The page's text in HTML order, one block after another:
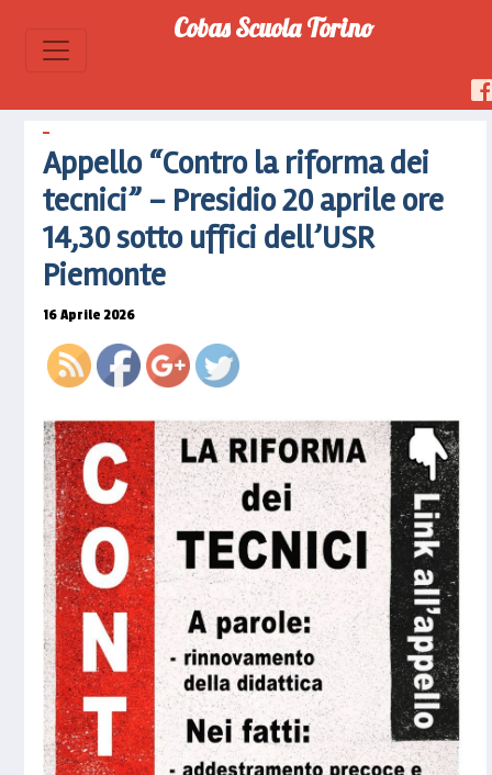
Cobas Scuola Torino
Appello “Contro la riforma dei
tecnici” – Presidio 20 aprile ore
14,30 sotto uffici dell’USR
Piemonte
16 Aprile 2026
contro-
la-
presidio-
20-aprile-
ore-1430-
sotto-
uffici-
dellusr-
piemonte">